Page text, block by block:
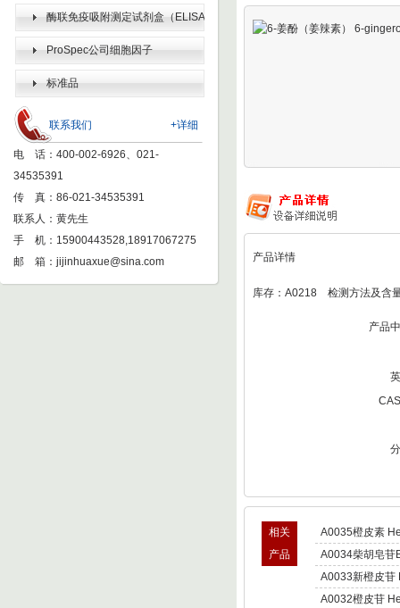
酶联免疫吸附测定试剂盒（ELISA
KIT） ProSpec公司细胞因子
标准品
+详细
联系我们
电 话：400-002-6926、021-
34535391
传 真：86-021-34535391
联系人：黄先生
手 机：15900443528,18917067275
邮 箱： jijinhuaxue@sina.com 产品详情
库存：A0218 检测方法及含
产品
相关
产品
A0035橙皮素
A0034柴胡皂苷
A0033新橙皮苷
A0032橙皮苷